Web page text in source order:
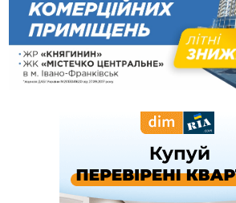
нового руху
12:57
У Франківську зафіксували найбільшу
спостережень
12:24
Лікування наркоманії Київ: чому
терапію якомога раніше
тисяч гривень у валюті, засудили до 5
Податкова передасть в Міноборони
чоловіків 18–60 років
Водійка, яку на Сухомлинського
відмовилася від обвинувачення —